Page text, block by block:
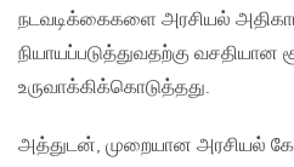
நடவடிக்கைகளை அரசியல்
நியாயப்படுத்துவதற்கு வசதியான
உருவாக்கிக்கொடுத்தது.
அத்துடன், முறையான அரசியல்